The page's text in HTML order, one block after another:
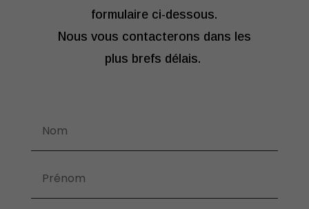
formulaire ci-dessous.
Nous vous contacterons dans les
plus brefs délais.